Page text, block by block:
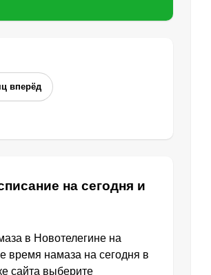
вперёд
на сегодня и
в Новотелегине на
время намаза на сегодня в
сайта выберите